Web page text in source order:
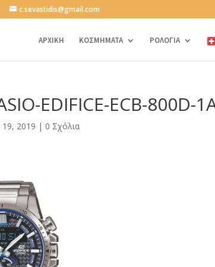
c.sevastidis@gmail.com
ΑΡΧΙΚΗ ΚΟΣΜΗΜΑΤΑ ΡΟΛΟΓΙΑ
EDIFICE-ECB-800D-
19, 2019 | 0 Σχόλια